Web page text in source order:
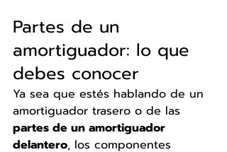
Partes de un
amortiguador: lo que
debes conocer
Ya sea que estés hablando de un
amortiguador trasero o de las
partes de un amortiguador
delantero, los componentes